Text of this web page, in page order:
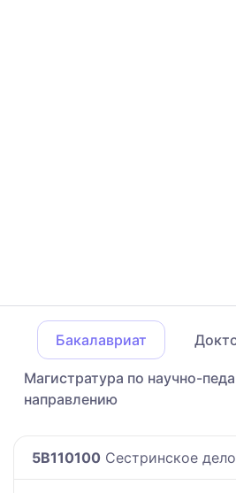
Бакалавриат
Магистратура по научно-
направлению
5B110100 Сестринское дело